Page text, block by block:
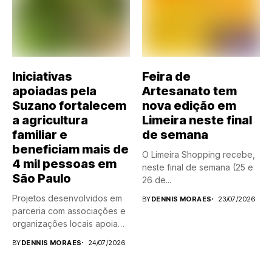
Iniciativas
apoiadas pela
Suzano fortalecem
a agricultura
familiar e
beneficiam mais de
4 mil pessoas em
São Paulo
Projetos desenvolvidos em
parceria com associações e
organizações locais apoiam
BYDENNIS MORAES 24/07/2026
Feira de
Artesanato tem
nova edição em
Limeira neste final
de semana
O Limeira Shopping recebe,
neste final de semana (25 e
26 de...
BYDENNIS MORAES 23/07/2026